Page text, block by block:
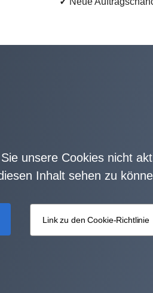
unsere Cookies nicht
Inhalt sehen zu
Link zu den Cookie-Richtlinie